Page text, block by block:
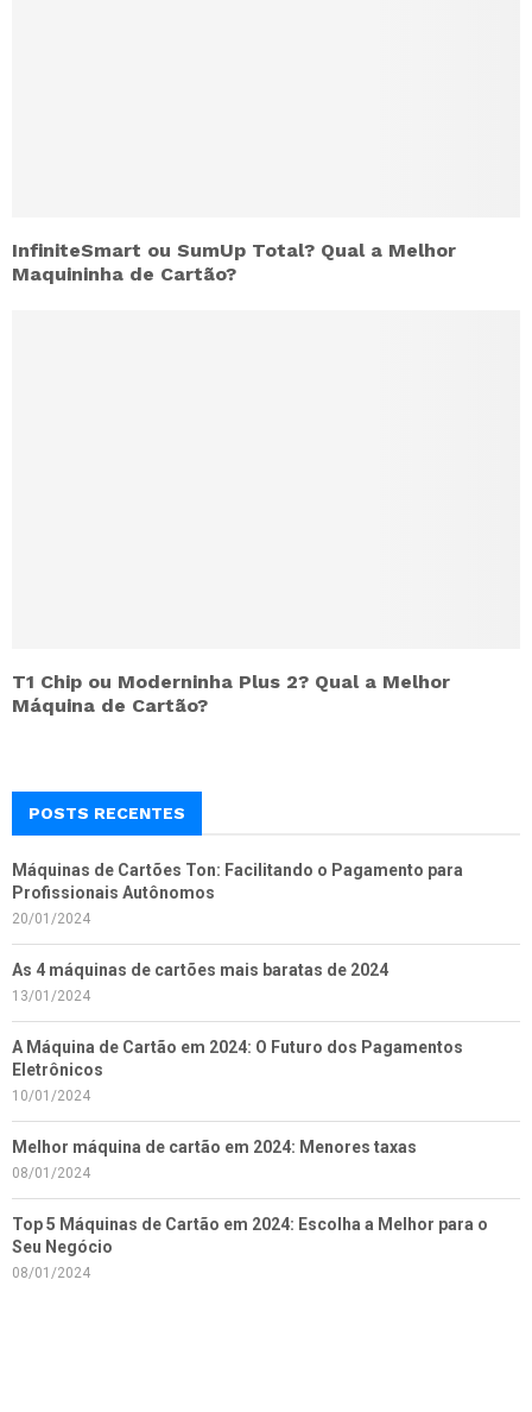
InfiniteSmart ou SumUp Total? Qual a Melhor
Maquininha de Cartão?
T1 Chip ou Moderninha Plus 2? Qual a Melhor
Máquina de Cartão?
POSTS RECENTES
Máquinas de Cartões Ton: Facilitando o Pagamento para
Profissionais Autônomos
20/01/2024
As 4 máquinas de cartões mais baratas de 2024
13/01/2024
A Máquina de Cartão em 2024: O Futuro dos Pagamentos
Eletrônicos
10/01/2024
Melhor máquina de cartão em 2024: Menores taxas
08/01/2024
Top 5 Máquinas de Cartão em 2024: Escolha a Melhor para o
Seu Negócio
08/01/2024